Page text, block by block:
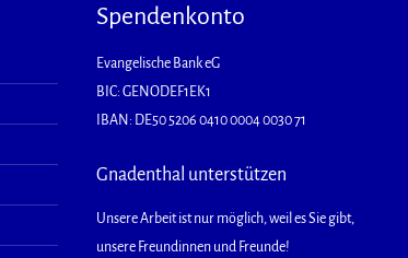
Spendenkonto
Evangelische Bank eG
BIC: GENODEF1EK1
IBAN: DE50 5206 0410 0004 0030 71
Gnadenthal unterstützen
Unsere Arbeit ist nur möglich, weil es Sie gibt,
unsere Freundinnen und Freunde!